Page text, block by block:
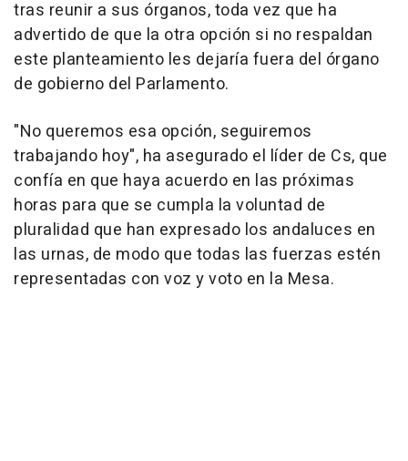
tras reunir a sus órganos, toda vez que ha
advertido de que la otra opción si no respaldan
este planteamiento les dejaría fuera del órgano
de gobierno del Parlamento.
"No queremos esa opción, seguiremos
trabajando hoy", ha asegurado el líder de Cs, que
confía en que haya acuerdo en las próximas
horas para que se cumpla la voluntad de
pluralidad que han expresado los andaluces en
las urnas, de modo que todas las fuerzas estén
representadas con voz y voto en la Mesa.